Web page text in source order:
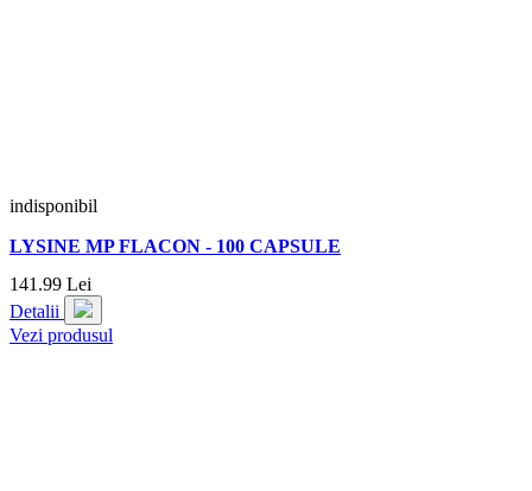
indisponibil
LYSINE MP FLACON - 100 CAPSULE
141.99 Lei
Detalii
Vezi produsul